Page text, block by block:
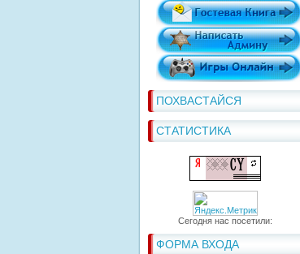
ПОХВАСТАЙСЯ
СТАТИСТИКА
Сегодня нас посетили:
ФОРМА ВХОДА